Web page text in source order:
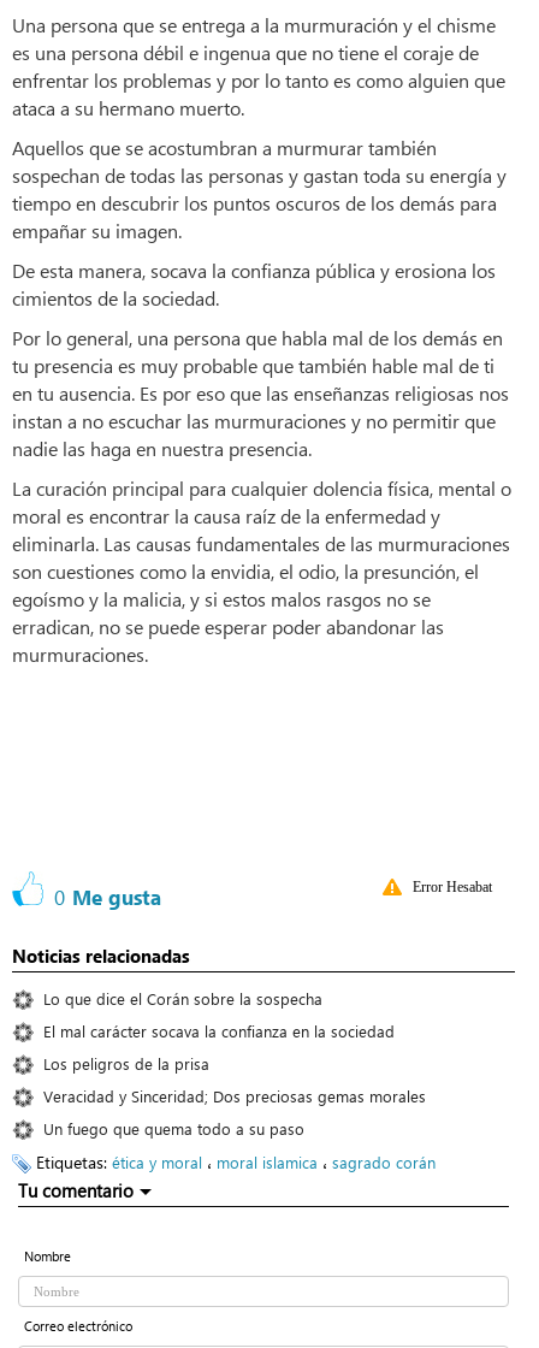
Una persona que se entrega a la murmuración y el chisme
es una persona débil e ingenua que no tiene el coraje de
enfrentar los problemas y por lo tanto es como alguien que
ataca a su hermano muerto.
Aquellos que se acostumbran a murmurar también
sospechan de todas las personas y gastan toda su energía y
tiempo en descubrir los puntos oscuros de los demás para
empañar su imagen.
De esta manera, socava la confianza pública y erosiona los
cimientos de la sociedad.
Por lo general, una persona que habla mal de los demás en
tu presencia es muy probable que también hable mal de ti
en tu ausencia. Es por eso que las enseñanzas religiosas nos
instan a no escuchar las murmuraciones y no permitir que
nadie las haga en nuestra presencia.
La curación principal para cualquier dolencia física, mental o
moral es encontrar la causa raíz de la enfermedad y
eliminarla. Las causas fundamentales de las murmuraciones
son cuestiones como la envidia, el odio, la presunción, el
egoísmo y la malicia, y si estos malos rasgos no se
erradican, no se puede esperar poder abandonar las
murmuraciones.
0 Me gusta Error Hesabat
Noticias relacionadas
Lo que dice el Corán sobre la sospecha
El mal carácter socava la confianza en la sociedad
Los peligros de la prisa
Veracidad y Sinceridad; Dos preciosas gemas morales
Un fuego que quema todo a su paso
Etiquetas: ética y moral ، moral islamica ، sagrado corán
Tu comentario
Nombre
Correo electrónico